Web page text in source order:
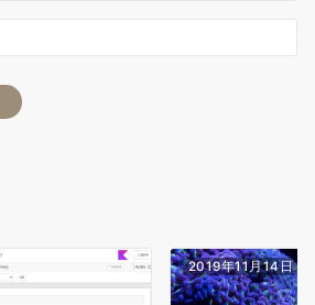
2019年11月14日